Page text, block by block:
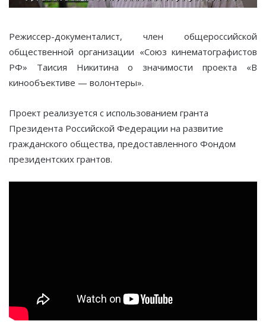
Режиссер-документалист, член общероссийской
общественной организации «Союз кинематографистов
РФ» Таисия Никитина о значимости проекта «В
кинообъективе — волонтеры».
Проект реализуется с использованием гранта
Президента Российской Федерации на развитие
гражданского общества, предоставленного Фондом
президентских грантов.